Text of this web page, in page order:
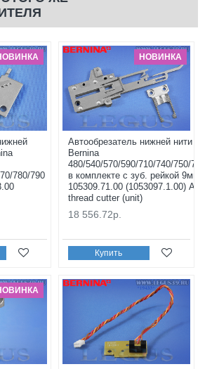
780/790
НОВИНКА
Автообрезатель нижней нити в
Bernina
480/540/570/590/710/740/750/770/
в комплекте с зуб. рейкой 9мм
105309.71.00 (1053097.1.00)
thread cutter (unit)
18 556.72р.
Купить